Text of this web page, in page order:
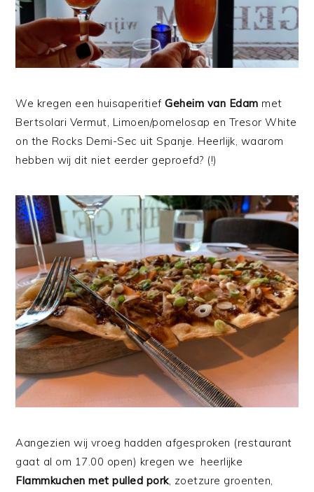
We kregen een huisaperitiefGeheim van Edam met
Bertsolari Vermut, Limoen/pomelosap en Tresor White
on the Rocks Demi-Sec uit Spanje. Heerlijk, waarom
hebben wij dit niet eerder geproefd? (!)
Aangezien wij vroeg hadden afgesproken (restaurant
gaat al om 17.00 open) kregen we heerlijke
Flammkuchen met pulled pork, zoetzure groenten,